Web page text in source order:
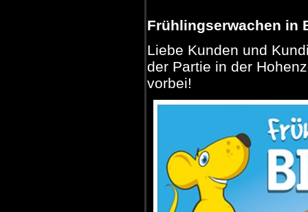
Frühlingserwachen in
Liebe Kunden und
der Partie in der
vorbei!